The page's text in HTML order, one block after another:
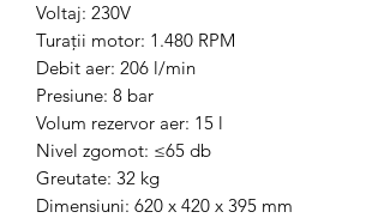
Voltaj: 230V
Turații motor: 1.480 RPM
Debit aer: 206 l/min
Presiune: 8 bar
Volum rezervor aer: 15 l
Nivel zgomot: ≤65 db
Greutate: 32 kg
Dimensiuni: 620 x 420 x 395 mm